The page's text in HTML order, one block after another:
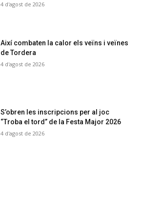
4 d'agost de 2026
Així combaten la calor els veïns i veïnes
de Tordera
4 d'agost de 2026
S’obren les inscripcions per al joc
“Troba el tord” de la Festa Major 2026
4 d'agost de 2026